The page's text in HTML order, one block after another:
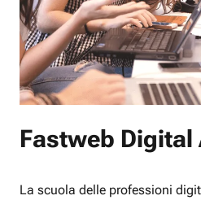
Fastweb Digital
La scuola delle professioni